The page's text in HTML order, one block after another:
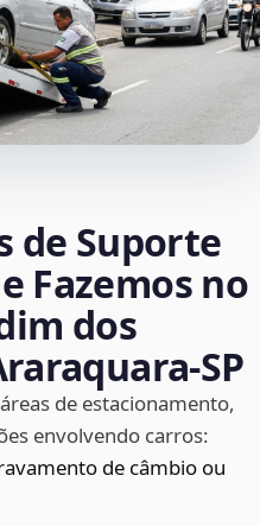
de Suporte
Fazemos no
dos
de estacionamento,
envolvendo carros:
de câmbio ou